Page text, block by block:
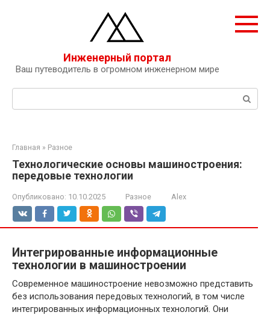
Инженерный портал
Ваш путеводитель в огромном инженерном мире
Поиск:
Главная » Разное
Технологические основы машиностроения:
передовые технологии
Опубликовано: 10.10.2025 Разное Alex
Интегрированные информационные
технологии в машиностроении
Современное машиностроение невозможно представить
без использования передовых технологий, в том числе
интегрированных информационных технологий. Они